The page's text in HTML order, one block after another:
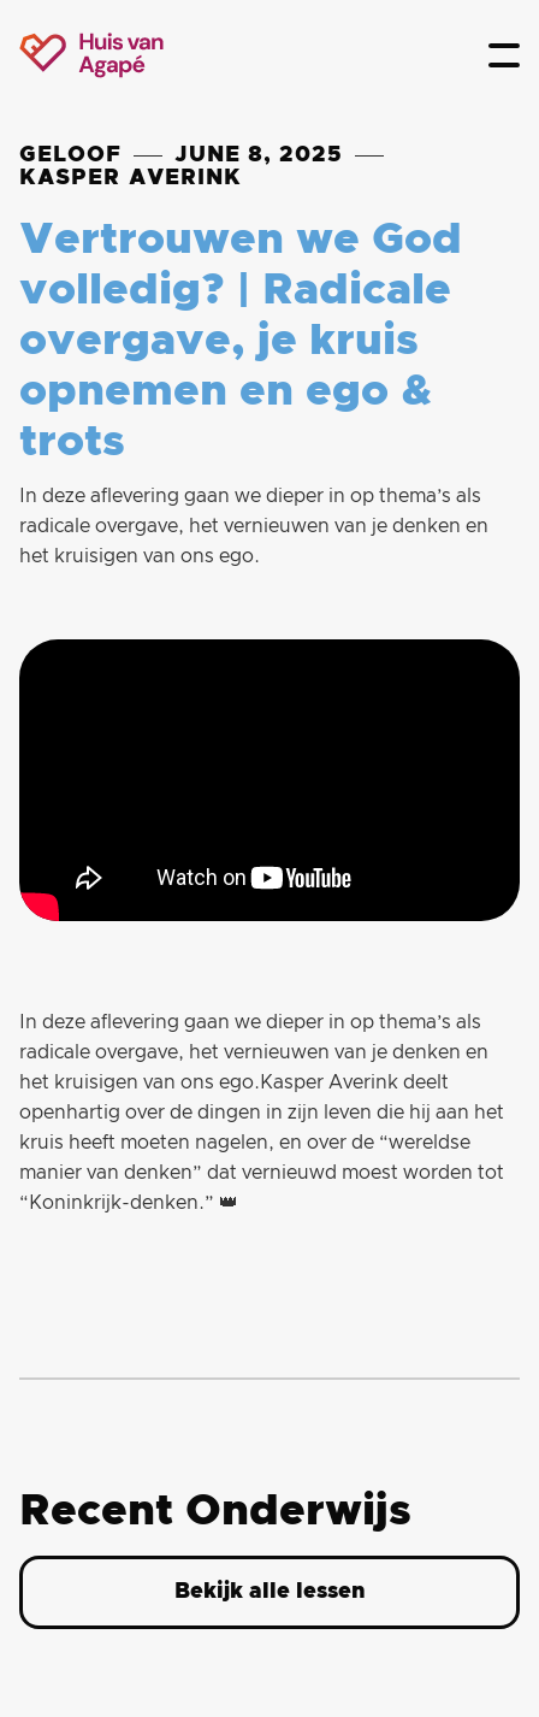
GELOOF
JUNE 8, 2025
KASPER AVERINK
Vertrouwen we God
volledig? | Radicale
overgave, je kruis
opnemen en ego &
trots
In deze aflevering gaan we dieper in op thema’s als
radicale overgave, het vernieuwen van je denken en
het kruisigen van ons ego.
In deze aflevering gaan we dieper in op thema’s als
radicale overgave, het vernieuwen van je denken en
het kruisigen van ons ego.Kasper Averink deelt
openhartig over de dingen in zijn leven die hij aan het
kruis heeft moeten nagelen, en over de “wereldse
manier van denken” dat vernieuwd moest worden tot
“Koninkrijk-denken.” 👑
Recent Onderwijs
Bekijk alle lessen